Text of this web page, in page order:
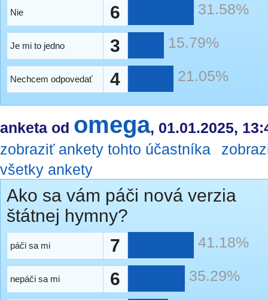
Nie 6 31.58%
Je mi to jedno 3 15.79%
Nechcem odpovedať 4 21.05%
anketa od omega, 01.01.2025,
zobraziť ankety tohto účastníka
všetky ankety
Ako sa vám páči nová verzia
štátnej hymny?
páči sa mi 7 41.18%
nepáči sa mi 6 35.29%